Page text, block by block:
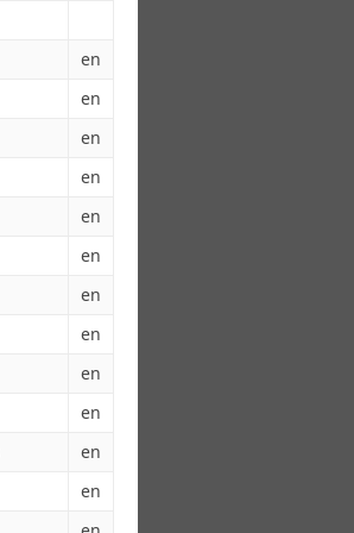
en
en
en
en
en
en
en
en
en
en
en
en